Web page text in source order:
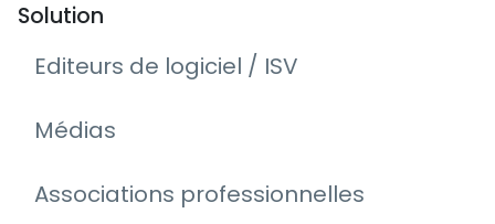
Solution
Editeurs de logiciel / ISV
Médias
Associations professionnelles